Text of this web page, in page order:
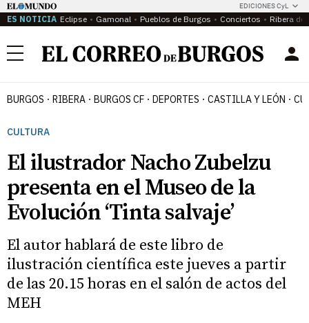
EDICIONES CyL
ES NOTICIA Eclipse Gamonal Pueblos de Burgos Conciertos Ribera del
Menú
BURGOS RIBERA BURGOS CF DEPORTES CASTILLA Y LEÓN
CULTURA
El ilustrador Nacho Zubelzu
presenta en el Museo de la
Evolución ‘Tinta salvaje’
El autor hablará de este libro de
ilustración científica este jueves a partir
de las 20.15 horas en el salón de actos del
MEH